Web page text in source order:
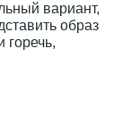
вариант,
образ
горечь,